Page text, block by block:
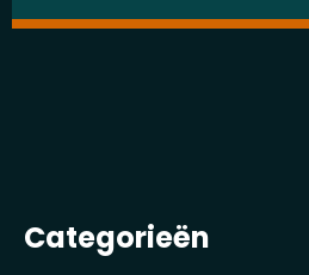
Categorieën